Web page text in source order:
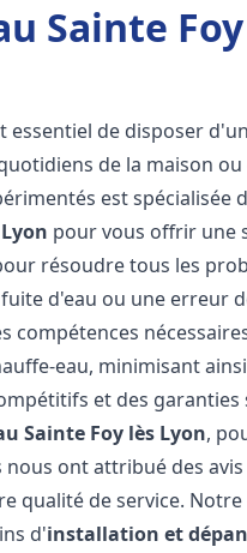
Sainte Foy
essentiel de disposer
de la maison ou
est spécialisée
pour vous offrir une
résoudre tous les
d'eau ou une erreur
compétences
eau, minimisant
et des garanties
Sainte Foy lès Lyon,
ont attribué des
qualité de service.
d'installation et